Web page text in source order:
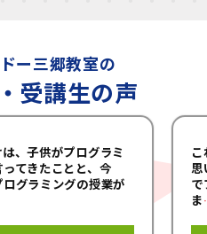
ングの楽しさでもあ
に叶えてお気に入りの
ー三郷教室の
受講生の声
、子供がプログラミ
てきたことと、今
グラミングの授業が
思
で
ま